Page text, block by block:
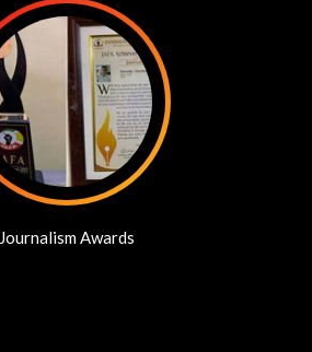
Journalism Awards